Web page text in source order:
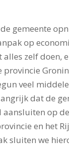
gemeente
op
alles zelf doen,
provincie
veel
dat de
aansluiten op
en het
sluiten we